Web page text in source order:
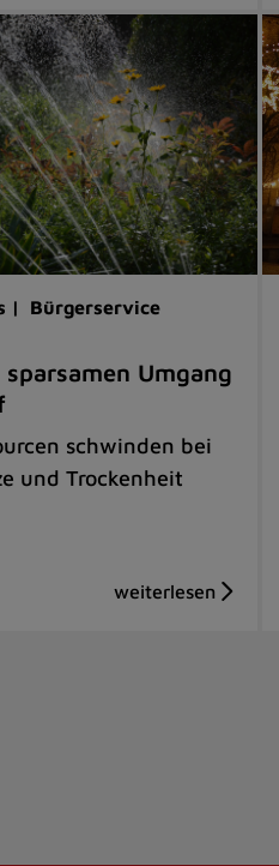
| Bürgerservice
Umgang
schwinden bei
und Trockenheit